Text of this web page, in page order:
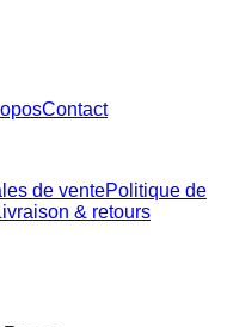
Contact
de ventePolitique de
& retours